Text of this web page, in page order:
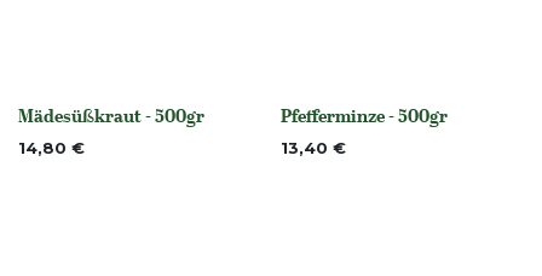
Nicht vorrättig
Mädesüßkraut - 500gr
14,80 € None
Pfefferminze - 500gr
13,40 €